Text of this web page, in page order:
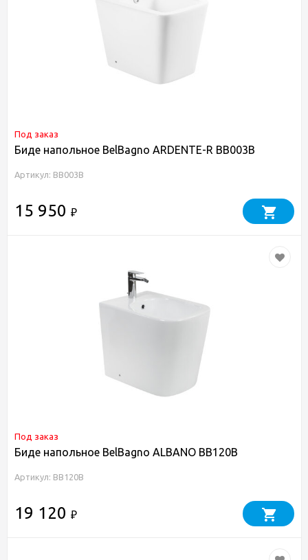
Под заказ
Биде напольное BelBagno ARDENTE-R BB003B
Артикул: BB003B
15 950 ₽
Под заказ
Биде напольное BelBagno ALBANO BB120B
Артикул: BB120B
19 120 ₽